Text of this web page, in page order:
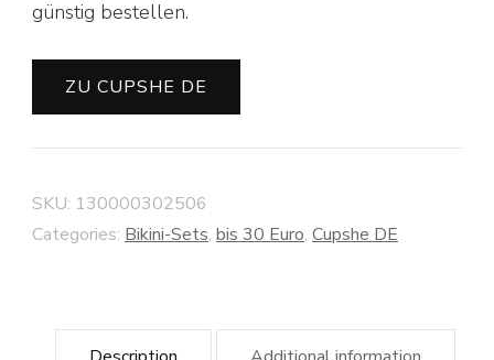
günstig bestellen.
ZU CUPSHE DE
SKU: 130000302506
Categories: Bikini-Sets, bis 30 Euro, Cupshe DE